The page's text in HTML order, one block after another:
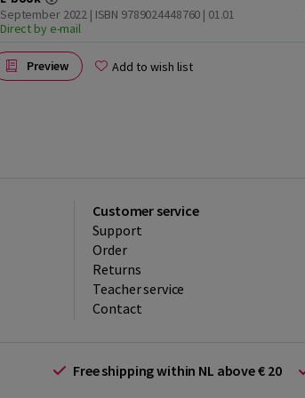
September 2022 | ISBN 9789024448760 | 01.01
Direct by e-mail
Preview Add to wish list
Customer service
Support
Order
Returns
Teacher service
Contact
Free shipping within NL above € 20